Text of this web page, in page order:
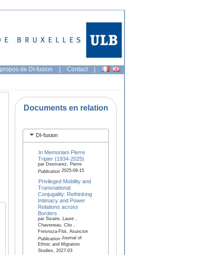
de DI-fusion | Contact |
Documents en relation
DI-fusion
In Memoriam Pierre
Tripier (1934‑2025)
par Desmarez, Pierre
Publication2025-09-15
Privileged Mobility and
Transnational
Conjugality: Rethinking
Intimacy and Power
Relations across
Borders
par Sizaire, Laure ,
Chaveneau, Clio ,
Fresnoza-Flot, Asuncion
PublicationJournal of
Ethnic and Migration
Studies, 2027-03